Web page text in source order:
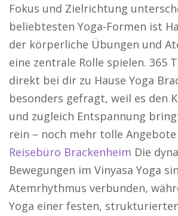
Fokus und Zielrichtung
beliebtesten Yoga-Formen ist
der körperliche Übungen und
eine zentrale Rolle spielen. 365
direkt bei dir zu Hause Yoga
besonders gefragt, weil es den
und zugleich Entspannung
rein – noch mehr tolle Angebote
Reisebüro Brackenheim Die
Bewegungen im Vinyasa Yoga
Atemrhythmus verbunden,
Yoga einer festen,